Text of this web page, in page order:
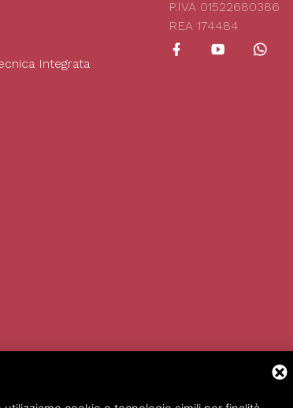
Integrata
P.IVA 01522680386
REA 174484